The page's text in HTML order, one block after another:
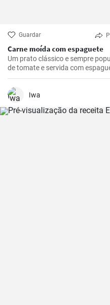
Guardar
Carne moída com espaguete
Um prato clássico e sempre
de tomate e servida com
Iwa